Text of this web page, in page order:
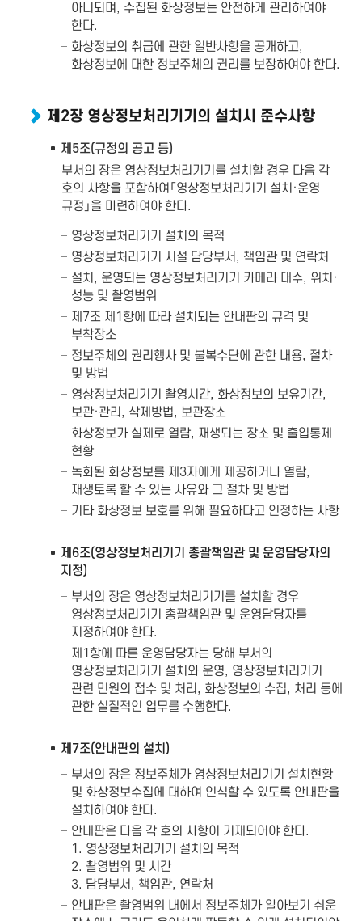
아니되며, 수집된 화상정보는 안전하게 관리하여야
한다.
화상정보의 취급에 관한 일반사항을 공개하고,
화상정보에 대한 정보주체의 권리를 보장하여야 한다.
제2장 영상정보처리기기의 설치시 준수사항
제5조(규정의 공고 등)
부서의 장은 영상정보처리기기를 설치할 경우 다음 각
호의 사항을 포함하여「영상정보처리기기 설치·운영
규정」을 마련하여야 한다.
영상정보처리기기 설치의 목적
영상정보처리기기 시설 담당부서, 책임관 및 연락처
설치, 운영되는 영상정보처리기기 카메라 대수, 위치·
성능 및 촬영범위
제7조 제1항에 따라 설치되는 안내판의 규격 및
부착장소
정보주체의 권리행사 및 불복수단에 관한 내용, 절차
및 방법
영상정보처리기기 촬영시간, 화상정보의 보유기간,
보관·관리, 삭제방법, 보관장소
화상정보가 실제로 열람, 재생되는 장소 및 출입통제
현황
녹화된 화상정보를 제3자에게 제공하거나 열람,
재생토록 할 수 있는 사유와 그 절차 및 방법
기타 화상정보 보호를 위해 필요하다고 인정하는 사항
제6조(영상정보처리기기 총괄책임관 및 운영담당자의
지정)
부서의 장은 영상정보처리기기를 설치할 경우
영상정보처리기기 총괄책임관 및 운영담당자를
지정하여야 한다.
제1항에 따른 운영담당자는 당해 부서의
영상정보처리기기 설치와 운영, 영상정보처리기기
관련 민원의 접수 및 처리, 화상정보의 수집, 처리 등에
관한 실질적인 업무를 수행한다.
제7조(안내판의 설치)
부서의 장은 정보주체가 영상정보처리기기 설치현황
및 화상정보수집에 대하여 인식할 수 있도록 안내판을
설치하여야 한다.
안내판은 다음 각 호의 사항이 기재되어야 한다.
1. 영상정보처리기기 설치의 목적
2. 촬영범위 및 시간
3. 담당부서, 책임관, 연락처
안내판은 촬영범위 내에서 정보주체가 알아보기 쉬운